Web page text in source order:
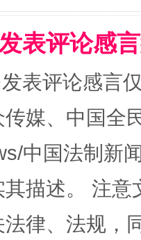
上场
表评论感
表评论感言
媒、中国全
中国法制新
描述。 注
律、法规，